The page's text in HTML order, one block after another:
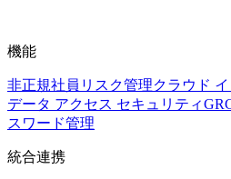
機能
非正規社員リスク管理クラウド
データ アクセス セキュリティ
スワード管理
統合連携